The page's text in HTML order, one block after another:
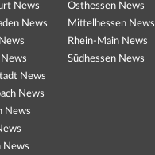
News
News
News
News
News
News
News
Osthessen News
Mittelhessen News
Rhein-Main News
Südhessen News